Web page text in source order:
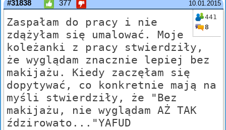
10.01.2015
#31838 377
441
8
Zaspałam do pracy i nie
zdążyłam się umalować. Moje
koleżanki z pracy stwierdziły,
że wyglądam znacznie lepiej bez
makijażu. Kiedy zaczęłam się
dopytywać, co konkretnie mają na
myśli stwierdziły, że "Bez
makijażu, nie wyglądam AŻ TAK
ździrowato..."YAFUD